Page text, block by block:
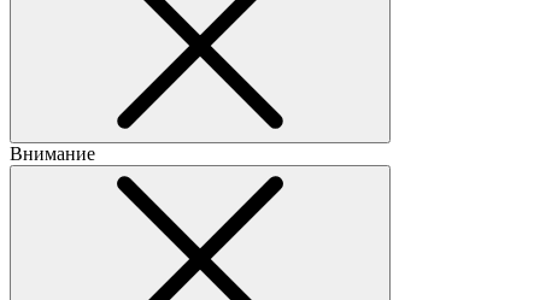
Внимание